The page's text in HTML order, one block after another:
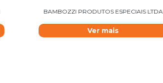
BAMBOZZI PRODUTOS ESPECIAIS LTDA
Ver mais